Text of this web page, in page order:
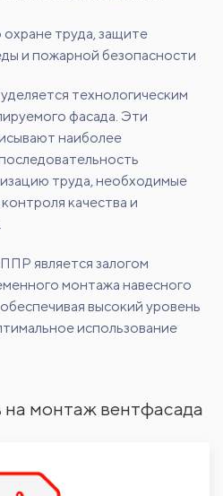
труда, защите
и пожарной безопасности
технологическим
фасада. Эти
наиболее
труда, необходимые
качества и
является залогом
монтажа навесного
высокий уровень
использование
монтаж вентфасада